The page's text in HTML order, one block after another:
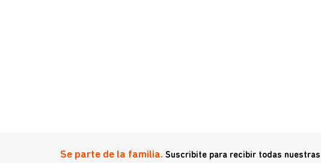
Se parte de la familia. Suscribite para recibir todas